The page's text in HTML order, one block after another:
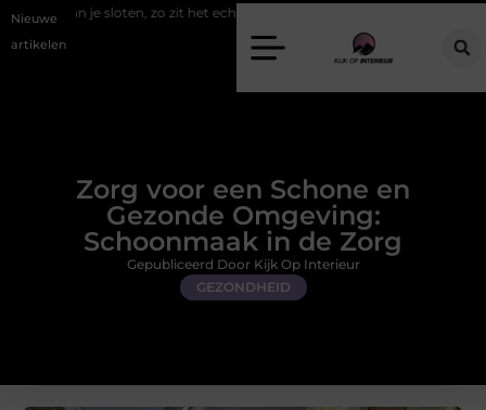
Nieuwe
artikelen
zo zit het echt Een energiezuinige hanglamp kopen in
Zorg voor een Schone en
Gezonde Omgeving:
Schoonmaak in de Zorg
GEZONDHEID
Gepubliceerd Door Kijk Op Interieur